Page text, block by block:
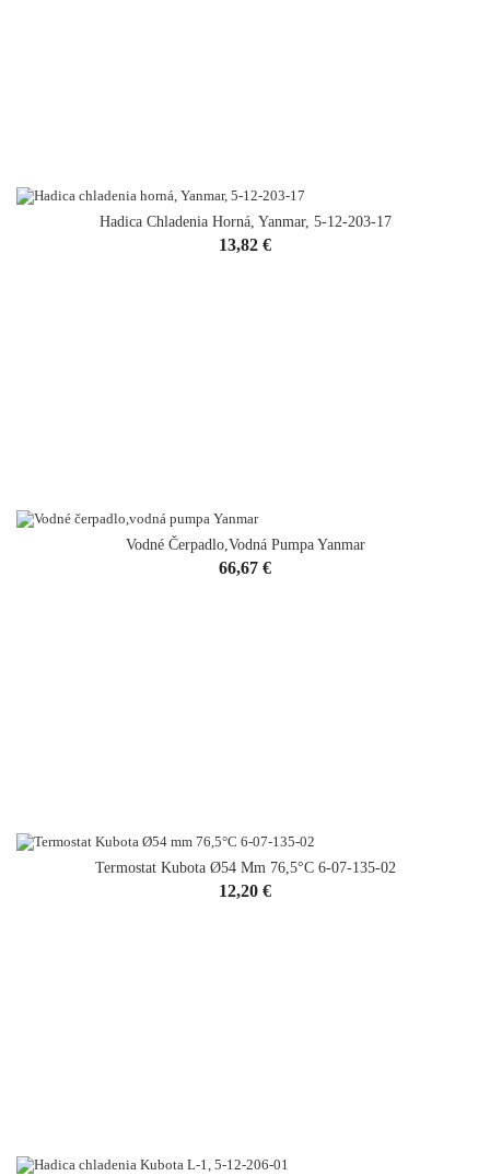
Hadica Chladenia Horná, Yanmar, 5-12-203-17
Cena
13,82 €
Vodné Čerpadlo,vodná Pumpa Yanmar
Cena
66,67 €
Termostat Kubota Ø54 Mm 76,5°C 6-07-135-02
Cena
12,20 €